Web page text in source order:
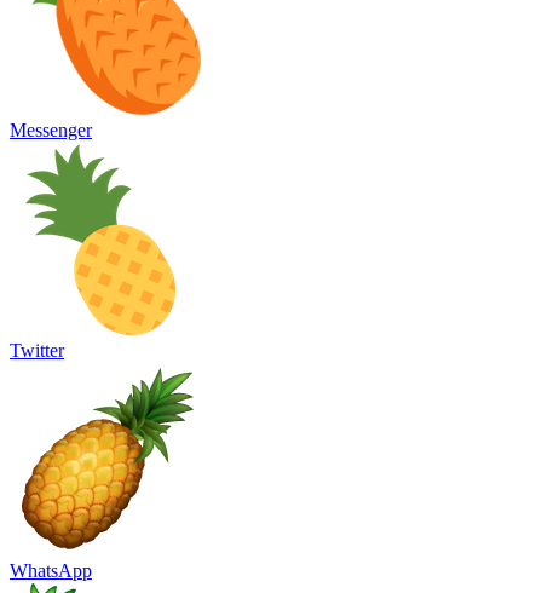
Messenger
Twitter
WhatsApp